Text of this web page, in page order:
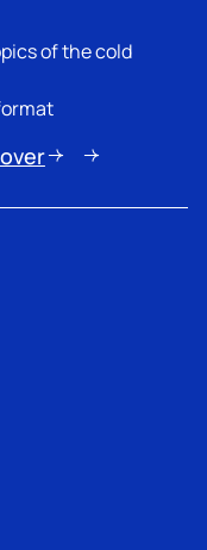
of the cold